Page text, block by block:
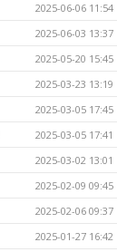
2025-06-06 11:54
2025-06-03 13:37
2025-05-20 15:45
2025-03-23 13:19
2025-03-05 17:45
2025-03-05 17:41
2025-03-02 13:01
2025-02-09 09:45
2025-02-06 09:37
2025-01-27 16:42